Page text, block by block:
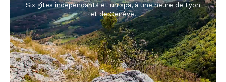
Six gîtes indépendants et un spa, à une heure de Lyon
et de Genève.